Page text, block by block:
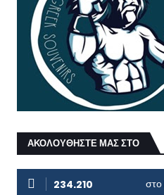
ΑΚΟΛΟΥΘΗΣΤΕ ΜΑΣ ΣΤΟ
234.210 στο